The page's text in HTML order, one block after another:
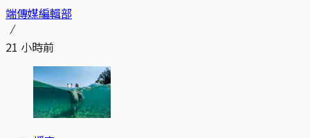
端傳媒編輯部
21 小時前